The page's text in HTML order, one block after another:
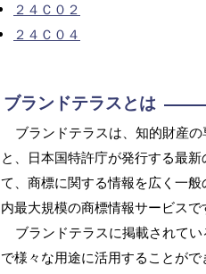
２４Ｃ０２
２４Ｃ０４
ブランドテラスとは
ブランドテラスは、知的財産
と、日本国特許庁が発行する最
て、商標に関する情報を広く一
内最大規模の商標情報サービスで
ブランドテラスに掲載されて
で様々な用途に活用することが